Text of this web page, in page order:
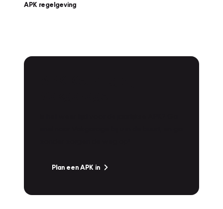
APK regelgeving
Plan een APK in